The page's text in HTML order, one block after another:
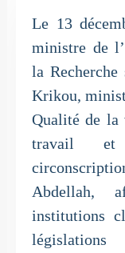
Le 13
ministre de
la
Krikou,
Qualité de la
travail et
Abdellah,
institutions
législations